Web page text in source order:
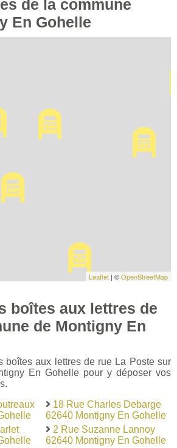
de la commune
En Gohelle
Leaflet | ©OpenStreetMap
boîtes aux lettres de
de Montigny En
boîtes aux lettres de rue La Poste sur
En Gohelle pour y déposer vos
18 Rue Charles Debarge
62640 Montigny En Gohelle
2 Rue Suzanne Lannoy
62640 Montigny En Gohelle